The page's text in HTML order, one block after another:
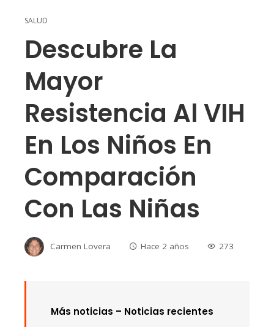
SALUD
Descubre La
Mayor
Resistencia Al VIH
En Los Niños En
Comparación
Con Las Niñas
Carmen Lovera Hace 2 años 273
Más noticias – Noticias recientes